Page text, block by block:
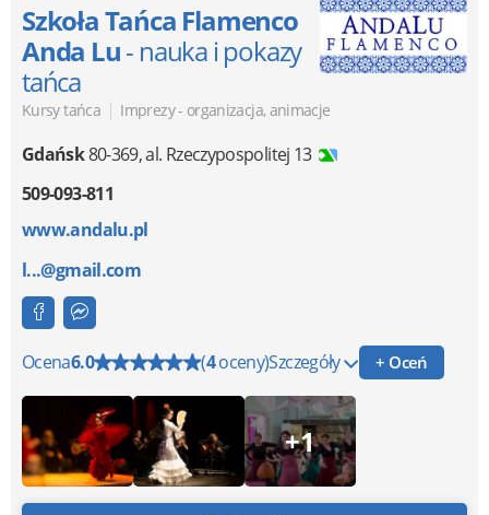
Szkoła Tańca Flamenco
Anda Lu- nauka i pokazy
tańca
Kursy tańca | Imprezy - organizacja, animacje
Gdańsk80-369,al. Rzeczypospolitej 13
509-093-811
www.andalu.pl
l...@gmail.com
Ocena6.0 (4oceny)Szczegóły + Oceń
+1